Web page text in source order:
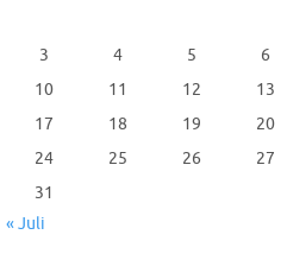
3
4 5 6
10
11 12 13
17
18 19 20
24
25 26 27
31
« Juli